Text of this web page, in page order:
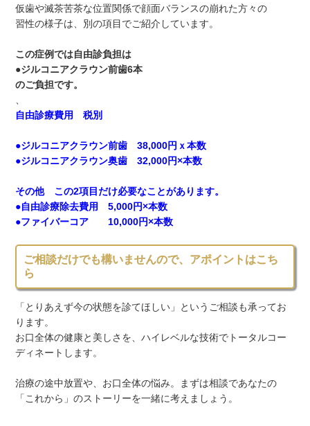
仮歯や滅茶苦茶な位置関係で顔面バランスの崩れた方々の
習性の様子は、別の項目でご紹介しています。
この症例では自由診負担は
●ジルコニアクラウン前歯6本
のご負担です。
自由診療費用 税別
●ジルコニアクラウン前歯 38,000円ｘ本数
●ジルコニアクラウン奥歯 32,000円×本数
その他 この2項目だけ必要なことがあります。
●自由診療除去費用 5,000円×本数
●ファイバーコア 10,000円×本数
ご相談だけでも構いませんので、アポイントはこち
ら
「とりあえず今の状態を診てほしい」というご相談も承ってお
ります。
お口全体の健康と美しさを、ハイレベルな技術でトータルコー
ディネートします。
治療の途中放置や、お口全体の悩み。まずは相談であなたの
「これから」のストーリーを一緒に考えましょう。